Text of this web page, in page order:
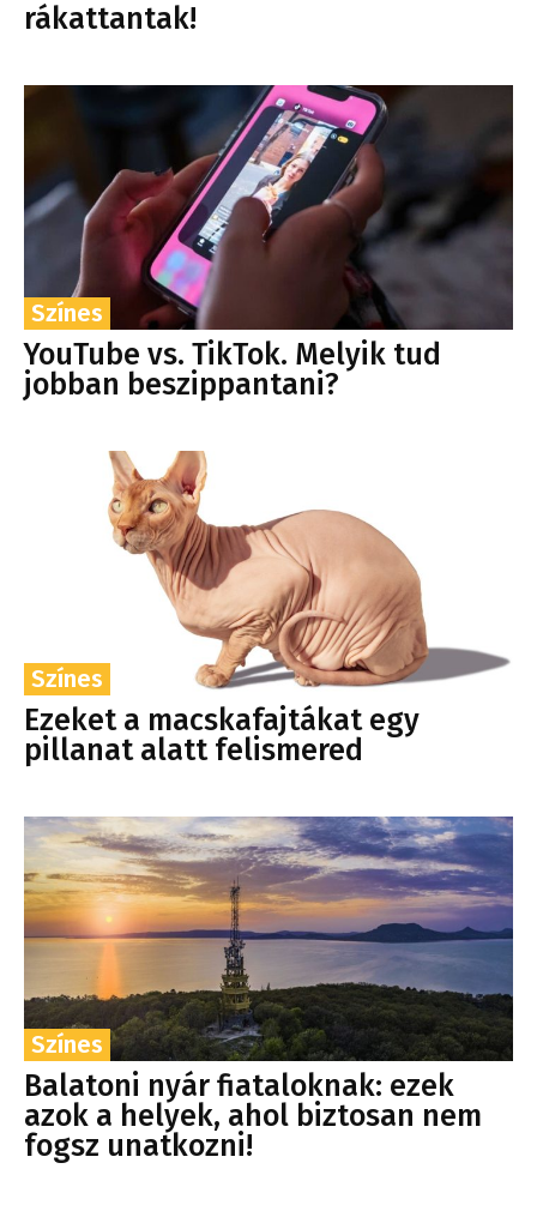
rákattantak!
Színes
YouTube vs. TikTok. Melyik tud
jobban beszippantani?
Színes
Ezeket a macskafajtákat egy
pillanat alatt felismered
Színes
Balatoni nyár fiataloknak: ezek
azok a helyek, ahol biztosan nem
fogsz unatkozni!